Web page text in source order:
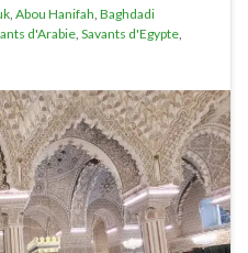
Abou Hanifah Baghdadi
d'Arabie Savants d'Egypte